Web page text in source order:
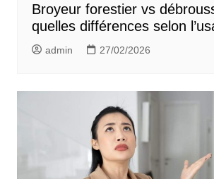
Broyeur forestier vs
quelles différences selon
admin 27/02/2026